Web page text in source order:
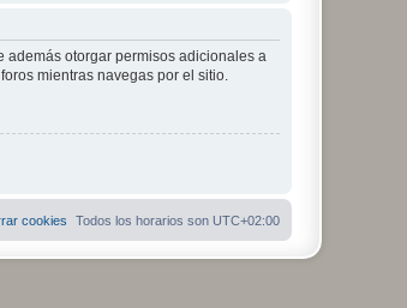
además otorgar permisos adicionales a
mientras navegas por el sitio.
Todos los horarios son UTC+02:00
cookies